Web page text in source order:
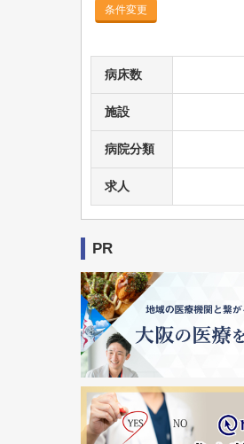
条件変更
病床数
施設
病院分類
求人
PR